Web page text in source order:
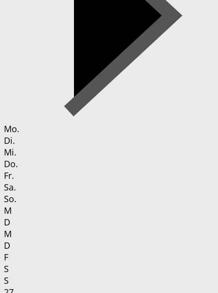
Mo.
Di.
Mi.
Do.
Fr.
Sa.
So.
M
D
M
D
F
S
S